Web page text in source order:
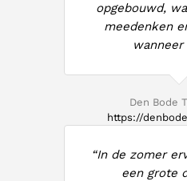
opgebouwd,
meedenken
wanneer
Den Bode
https://
“In de zomer
een grote